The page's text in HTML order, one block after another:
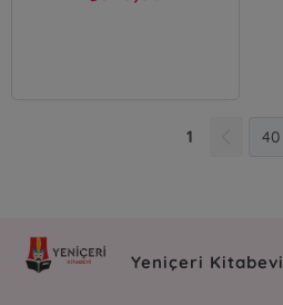
1
Yeniçeri Kitabevi